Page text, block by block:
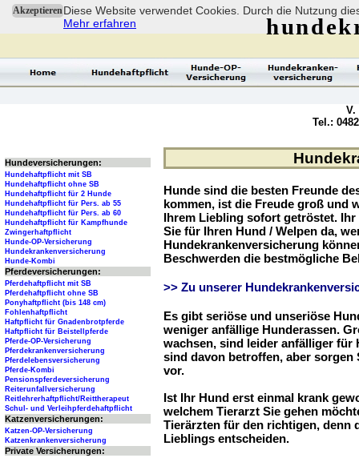
AkzeptierenDiese Website verwendet Cookies. Durch die Nutzung
Mehr erfahren
Hunde sind die besten Freunde
kommen, ist die Freude groß und
Ihrem Liebling sofort getröstet.
Sie für Ihren Hund / Welpen da,
Hundekrankenversicherung
Beschwerden die bestmögliche
>> Zu unserer
Es gibt seriöse und unseriöse
weniger anfällige Hunderassen.
wachsen, sind leider anfälliger für
sind davon betroffen, aber sorgen
vor.
Ist Ihr Hund erst einmal krank
welchem Tierarzt Sie gehen
Tierärzten für den richtigen, denn
Lieblings entscheiden.
Hundeversicherungen:
Hundehaftpflicht mit SB
Hundehaftpflicht ohne SB
Hundehaftpflicht für 2 Hunde
Hundehaftpflicht für Pers. ab 55
Hundehaftpflicht für Pers. ab 60
Hundehaftpflicht für Kampfhunde
Zwingerhaftpflicht
Hunde-OP-Versicherung
Hundekrankenversicherung
Hunde-Kombi
Pferdeversicherungen:
Pferdehaftpflicht mit SB
Pferdehaftpflicht ohne SB
Ponyhaftpflicht (bis 148 cm)
Fohlenhaftpflicht
Haftpflicht für Gnadenbrotpferde
Haftpflicht für Beistellpferde
Pferde-OP-Versicherung
Pferdekrankenversicherung
Pferdelebensversicherung
Pferde-Kombi
Pensionspferdeversicherung
Reiterunfallversicherung
Reitlehrerhaftpflicht/Reittherapeut
Schul- und Verleihpferdehaftpflicht
Katzenversicherungen:
Katzen-OP-Versicherung
Katzenkrankenversicherung
Private Versicherungen:
V.
Tel.: